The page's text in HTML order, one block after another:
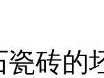
瓷砖的